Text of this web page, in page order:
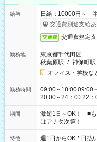
給与
日給：10000円～
交通費別途支給あ
交通費 交通費規定
勤務地
東京都千代田区
秋葉原駅 / 神保町駅
オフィス・学校な
勤務時間
09:00～18:00 09:00
20:00～24：00 22：00
シフトもございます
期間
激短1日～OK！ ■
はアナタ次第！
特徴 週1日からOK / 日払